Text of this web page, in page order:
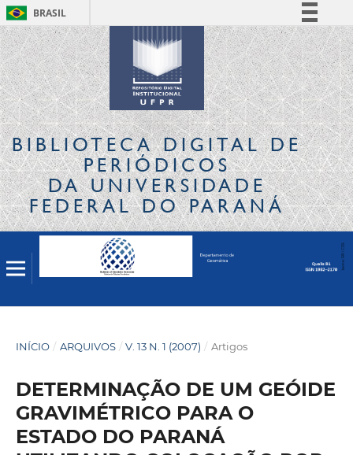
BRASIL
Simplifique!
Comunica BR
Participe
Acesso à informação
Legislação
Canais
BIBLIOTECA DIGITALDE
PERIÓDICOS
DA UNIVERSIDADE
FEDERAL DO PARANÁ
INÍCIO / ARQUIVOS / V. 13 N. 1 (2007) / Artigos
DETERMINAÇÃO DE UM GEÓIDE
GRAVIMÉTRICO PARA O
ESTADO DO PARANÁ